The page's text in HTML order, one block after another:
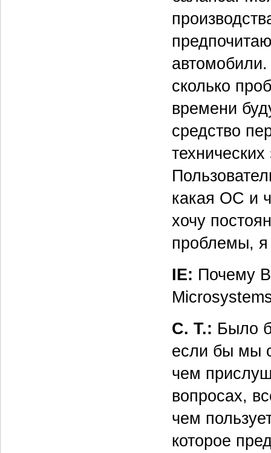
сколько
времени
средство
какая ОС и
хочу
проблемы, я
IE: Почему
С. Т.: Было
если бы мы
чем
вопросах,
чем
которое